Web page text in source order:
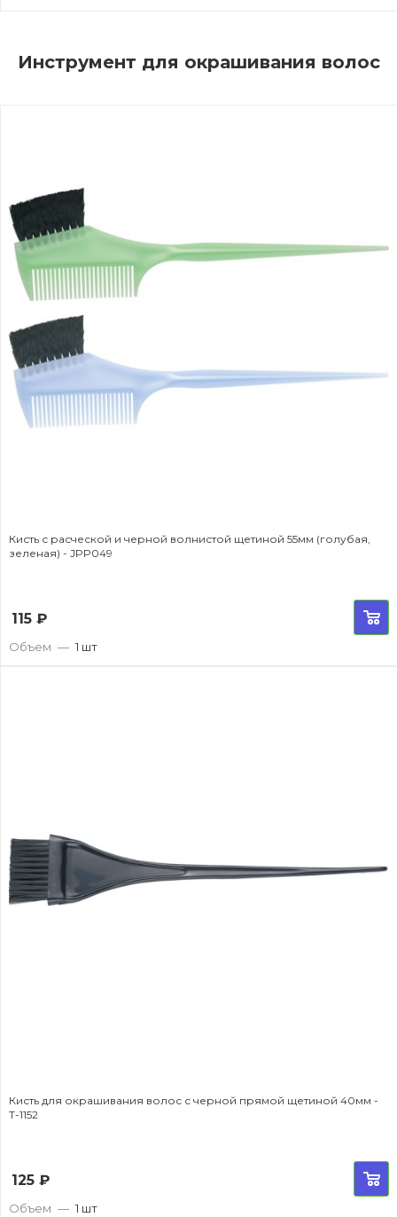
Инструмент для окрашивания волос
Кисть с расческой и черной волнистой щетиной 55мм (голубая,
зеленая) - JPP049
115 ₽
Объем — 1 шт
Кисть для окрашивания волос с черной прямой щетиной 40мм -
T-1152
125 ₽
Объем — 1 шт